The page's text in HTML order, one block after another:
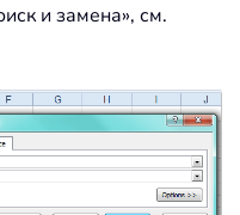
и замена», см.